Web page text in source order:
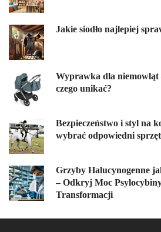
Jakie siodło najlepiej
Wyprawka dla niemowląt
czego unikać?
Bezpieczeństwo i styl na
wybrać odpowiedni
Grzyby Halucynogenne
– Odkryj Moc
Transformacji